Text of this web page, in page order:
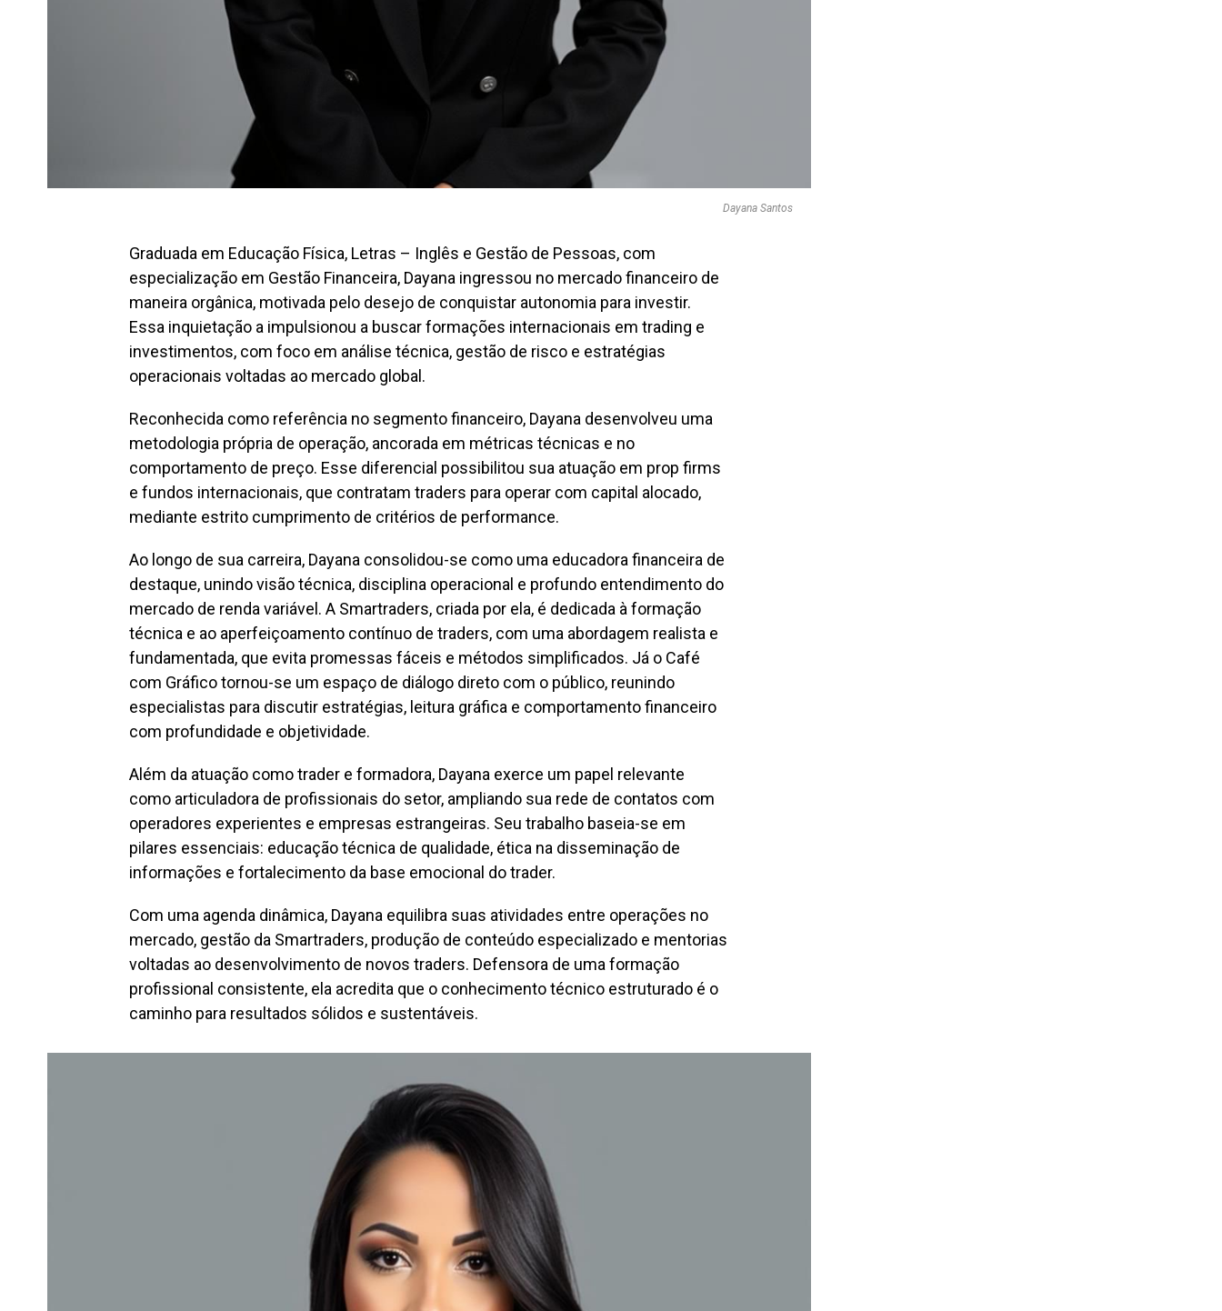
Dayana Santos
Graduada em Educação Física, Letras – Inglês e Gestão de Pessoas, com
especialização em Gestão Financeira, Dayana ingressou no mercado financeiro de
maneira orgânica, motivada pelo desejo de conquistar autonomia para investir.
Essa inquietação a impulsionou a buscar formações internacionais em trading e
investimentos, com foco em análise técnica, gestão de risco e estratégias
operacionais voltadas ao mercado global.
Reconhecida como referência no segmento financeiro, Dayana desenvolveu uma
metodologia própria de operação, ancorada em métricas técnicas e no
comportamento de preço. Esse diferencial possibilitou sua atuação em prop firms
e fundos internacionais, que contratam traders para operar com capital alocado,
mediante estrito cumprimento de critérios de performance.
Ao longo de sua carreira, Dayana consolidou-se como uma educadora financeira de
destaque, unindo visão técnica, disciplina operacional e profundo entendimento do
mercado de renda variável. A Smartraders, criada por ela, é dedicada à formação
técnica e ao aperfeiçoamento contínuo de traders, com uma abordagem realista e
fundamentada, que evita promessas fáceis e métodos simplificados. Já o Café
com Gráfico tornou-se um espaço de diálogo direto com o público, reunindo
especialistas para discutir estratégias, leitura gráfica e comportamento financeiro
com profundidade e objetividade.
Além da atuação como trader e formadora, Dayana exerce um papel relevante
como articuladora de profissionais do setor, ampliando sua rede de contatos com
operadores experientes e empresas estrangeiras. Seu trabalho baseia-se em
pilares essenciais: educação técnica de qualidade, ética na disseminação de
informações e fortalecimento da base emocional do trader.
Com uma agenda dinâmica, Dayana equilibra suas atividades entre operações no
mercado, gestão da Smartraders, produção de conteúdo especializado e mentorias
voltadas ao desenvolvimento de novos traders. Defensora de uma formação
profissional consistente, ela acredita que o conhecimento técnico estruturado é o
caminho para resultados sólidos e sustentáveis.